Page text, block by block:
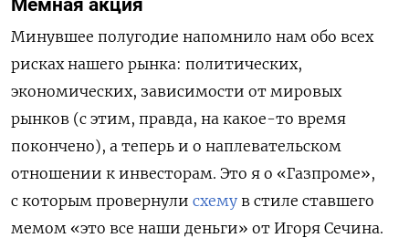
Минувшее полугодие напомнило нам обо всех
рисках нашего рынка: политических,
экономических, зависимости от мировых
рынков (с этим, правда, на какое-то время
покончено), а теперь и о наплевательском
отношении к инвесторам. Это я о «Газпроме»,
с которым провернули схему в стиле ставшего
мемом «это все наши деньги» от Игоря Сечина.